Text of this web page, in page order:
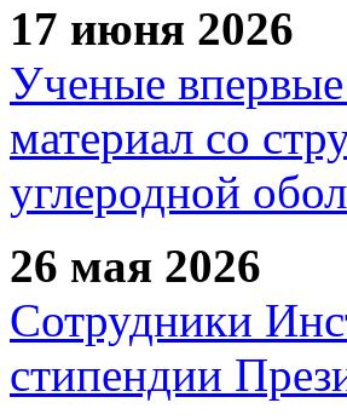
17 июня 2026
Ученые
материал со
углеродной
26 мая 2026
Сотрудники
стипендии